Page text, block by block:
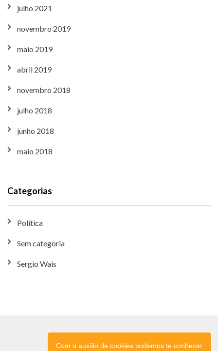
julho 2021
novembro 2019
maio 2019
abril 2019
novembro 2018
julho 2018
junho 2018
maio 2018
Categorias
Política
Sem categoria
Sergio Wais
Com o auxílio de cookies podemos te conhecer